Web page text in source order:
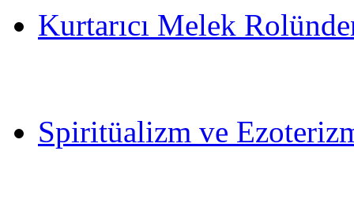
Kurtarıcı Melek
Spiritüalizm ve